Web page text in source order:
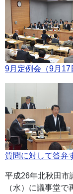
9月定例会（9月17
質問に対して答弁
平成26年北秋田市
（水）に議事堂